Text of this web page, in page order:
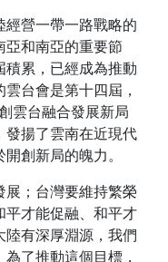
營一帶一路戰略的
和南亞的重要節
累，已經成為推動
台會是第十四屆，
雲台融合發展新局
揚了雲南在近現代
創新局的魄力。
；台灣要維持繁榮
才能促融、和平才
有深厚淵源，我們
了推動這個目標，